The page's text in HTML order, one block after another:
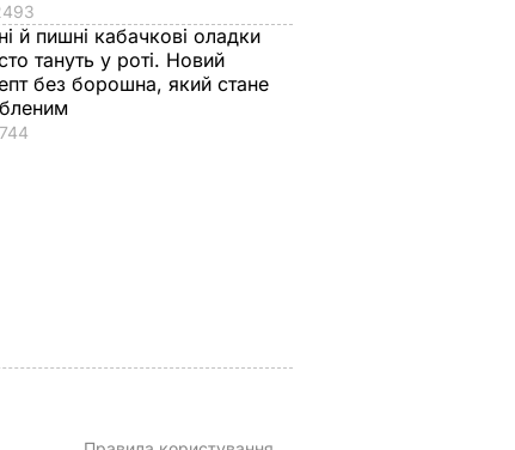
не
Гості думають, що
це закуска з
й пишні кабачкові оладки
тануть у роті. Новий
без борошна, який стане